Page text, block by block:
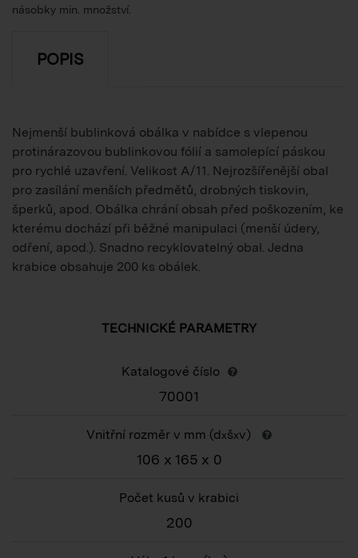
násobky min. množství.
POPIS
Nejmenší bublinková obálka v nabídce s vlepenou
protinárazovou bublinkovou fólií a samolepící páskou
pro rychlé uzavření. Velikost A/11. Nejrozšířenější obal
pro zasílání menších předmětů, drobných tiskovin,
šperků, apod. Obálka chrání obsah před poškozením, ke
kterému dochází při běžné manipulaci (menší údery,
odření, apod.). Snadno recyklovatelný obal. Jedna
krabice obsahuje 200 ks obálek.
TECHNICKÉ PARAMETRY
Katalogové číslo
70001
Vnitřní rozměr v mm (dxšxv)
106 x 165 x 0
Počet kusů v krabici
200